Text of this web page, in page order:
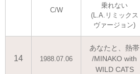
C/W
乗れない
(L.A.リミックス
ヴァージョン)
14 1988.07.06
あなたと、熱帯
/MINAKO with
WILD CATS